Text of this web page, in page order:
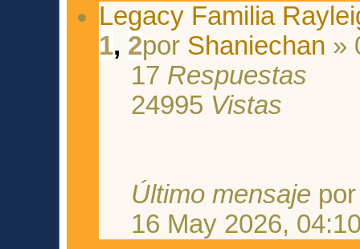
Legacy Familia
1, 2por Shaniechan »
17 Respuestas
24995 Vistas
Último mensaje
16 May 2026,